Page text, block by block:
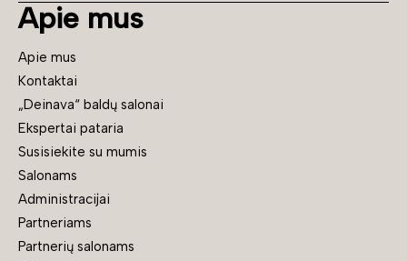
Apie mus
Apie mus
Kontaktai
„Deinava“ baldų salonai
Ekspertai pataria
Susisiekite su mumis
Salonams
Administracijai
Partneriams
Partnerių salonams